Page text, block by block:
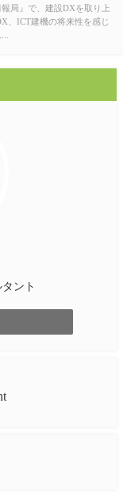
局』で、建設DXを取り上
、ICT建機の将来性を感じ
ント